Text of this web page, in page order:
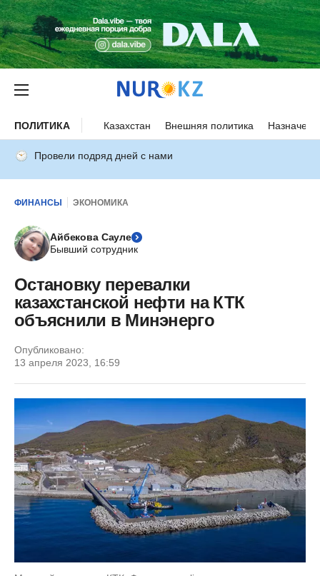
ПОЛИТИКА Казахстан Внешняя политика
Провели подряд дней с нами
ФИНАНСЫ ЭКОНОМИКА
Айбекова Сауле
Бывший сотрудник
Остановку перевалки
казахстанской нефти на КТК
объяснили в Минэнерго
Опубликовано:
13 апреля 2023, 16:59